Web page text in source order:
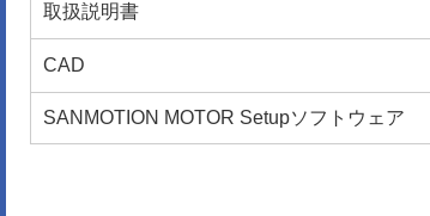
取扱説明書
CAD
SANMOTION MOTOR Setupソフトウェア